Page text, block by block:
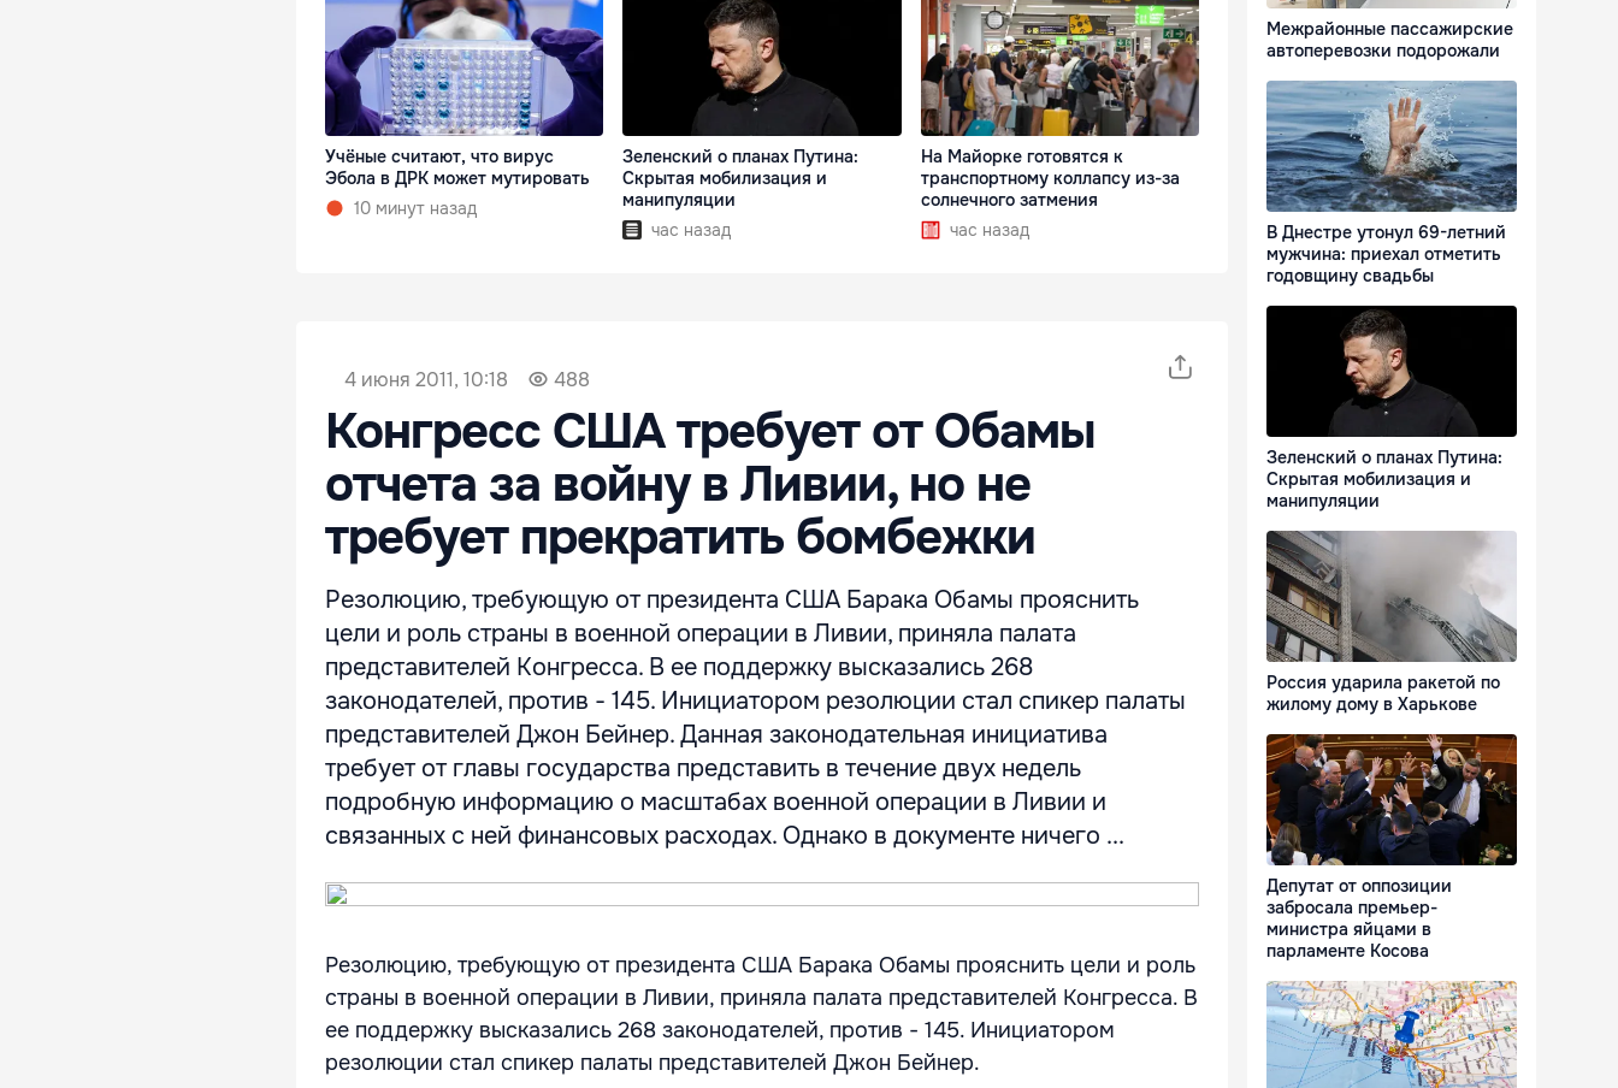
Учёные считают, что вирус
Эбола в ДРК может мутировать
10 минут назад
Зеленский о планах Путина:
Скрытая мобилизация и
манипуляции
час назад
На Майорке готовятся к
транспортному коллапсу из-за
солнечного затмения
час назад
4 июня 2011, 10:18 488
Конгресс США требует от Обамы
отчета за войну в Ливии, но не
требует прекратить бомбежки
Резолюцию, требующую от президента США Барака Обамы прояснить
цели и роль страны в военной операции в Ливии, приняла палата
представителей Конгресса. В ее поддержку высказались 268
законодателей, против - 145. Инициатором резолюции стал спикер палаты
представителей Джон Бейнер. Данная законодательная инициатива
требует от главы государства представить в течение двух недель
подробную информацию о масштабах военной операции в Ливии и
связанных с ней финансовых расходах. Однако в документе ничего ...
Резолюцию, требующую от президента США Барака Обамы прояснить цели и роль
страны в военной операции в Ливии, приняла палата представителей Конгресса. В
ее поддержку высказались 268 законодателей, против - 145. Инициатором
резолюции стал спикер палаты представителей Джон Бейнер.
Межрайонные пассажирские
автоперевозки подорожали
В Днестре утонул 69-летний
мужчина: приехал отметить
годовщину свадьбы
Зеленский о планах Путина:
Скрытая мобилизация и
манипуляции
Россия ударила ракетой по
жилому дому в Харькове
Депутат от оппозиции
забросала премьер-
министра яйцами в
парламенте Косова